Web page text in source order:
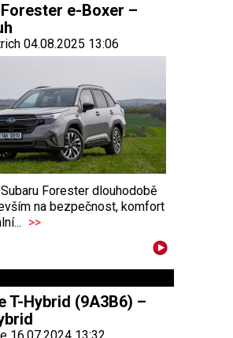
e-Boxer –
04.08.2025 13:06
Forester dlouhodobě
na bezpečnost, komfort
>>
T-Hybrid (9A3B6) –